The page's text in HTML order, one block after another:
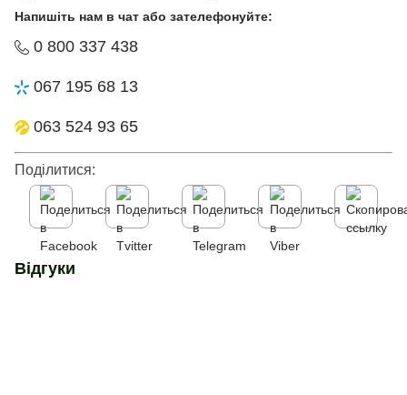
Напишіть нам в чат або зателефонуйте:
0 800 337 438
067 195 68 13
063 524 93 65
Поділитися:
Відгуки